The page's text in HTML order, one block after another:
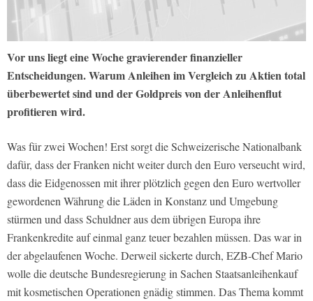
Vor uns liegt eine Woche gravierender finanzieller
Entscheidungen. Warum Anleihen im Vergleich zu Aktien total
überbewertet sind und der Goldpreis von der Anleihenflut
profitieren wird.
Was für zwei Wochen! Erst sorgt die Schweizerische Nationalbank
dafür, dass der Franken nicht weiter durch den Euro verseucht wird,
dass die Eidgenossen mit ihrer plötzlich gegen den Euro wertvoller
gewordenen Währung die Läden in Konstanz und Umgebung
stürmen und dass Schuldner aus dem übrigen Europa ihre
Frankenkredite auf einmal ganz teuer bezahlen müssen. Das war in
der abgelaufenen Woche. Derweil sickerte durch, EZB-Chef Mario
wolle die deutsche Bundesregierung in Sachen Staatsanleihenkauf
mit kosmetischen Operationen gnädig stimmen. Das Thema kommt